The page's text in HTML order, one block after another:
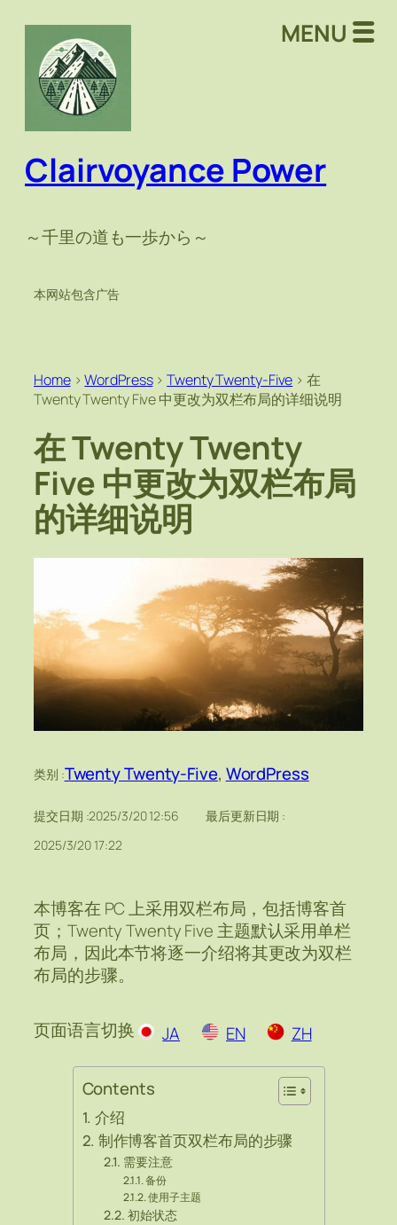
Clairvoyance Power
～千里の道も一歩から～
本网站包含广告
Home>WordPress>Twenty Twenty-Five >在
Twenty Twenty Five 中更改为双栏布局的详细说明
在 Twenty Twenty
Five 中更改为双栏布局
的详细说明
类别 :Twenty Twenty-Five, WordPress
提交日期 :2025/3/20 12:56
最后更新日期 :
2025/3/20 17:22
本博客在 PC 上采用双栏布局，包括博客首
页；Twenty Twenty Five 主题默认采用单栏
布局，因此本节将逐一介绍将其更改为双栏
布局的步骤。
页面语言切换 EN
JA ZH
Contents
介绍
制作博客首页双栏布局的步骤
需要注意
备份
使用子主题
初始状态
MENU